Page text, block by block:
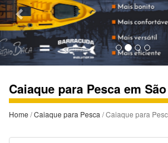
Caiaque para Pesca em
Home /Caiaque para Pesca / Caiaque para